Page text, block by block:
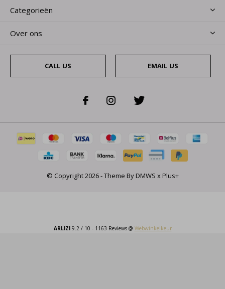
Categorieën
Over ons
CALL US EMAIL US
© Copyright2026- Theme ByDMWS xPlus+
ARLIZI9.2/ 10 - 1163 Reviews @ Webwinkelkeur